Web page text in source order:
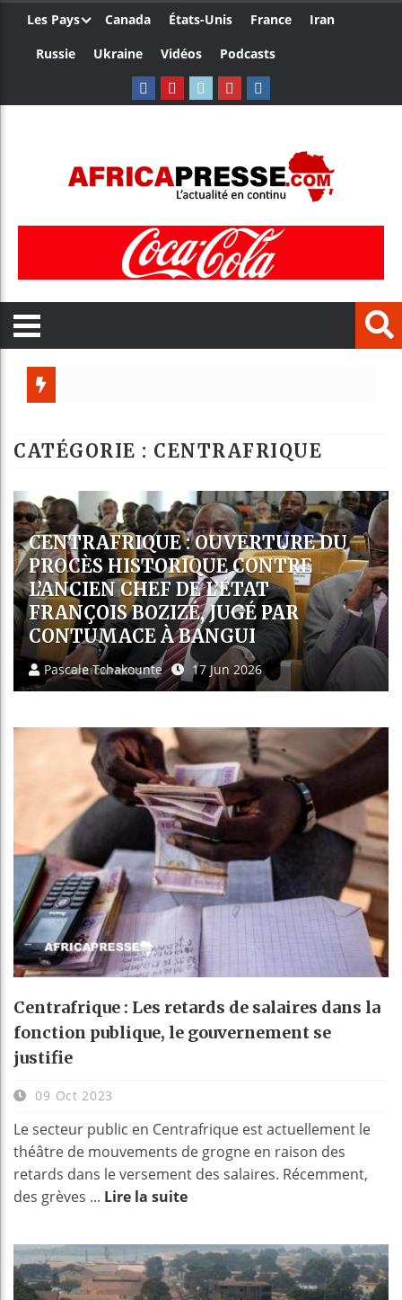
Les Pays Canada États-Unis France
Iran
Russie
Ukraine Vidéos Podcasts
Côte d’Ivoire :
Tunisie : la
Ceuta : Rabat
CATÉGORIE : CENTRAFRIQUE
CENTRAFRIQUE : BANGUI
ACCUEILLE SOUS SILENCE LES
PREMIERS MIGRANTS REJETÉS
PAR WASHINGTON
Sidonie Bella 14 Jun 2026
Centrafrique : Les retards de salaires dans la
fonction publique, le gouvernement se
justifie
09 Oct 2023
Le secteur public en Centrafrique est actuellement le
théâtre de mouvements de grogne en raison des
retards dans le versement des salaires. Récemment,
des grèves ... Lire la suite